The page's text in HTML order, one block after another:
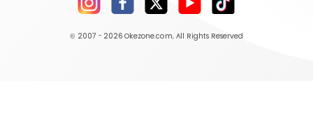
© 2007 - 2026 Okezone.com, All Rights Reserved